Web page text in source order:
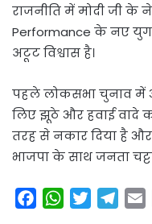
राजनीति में मोदी जी के
Performance के नए
अटूट विश्वास है।
पहले लोकसभा चुनाव में
लिए झूठे और हवाई वादे
तरह से नकार दिया है
भाजपा के साथ जनता
W